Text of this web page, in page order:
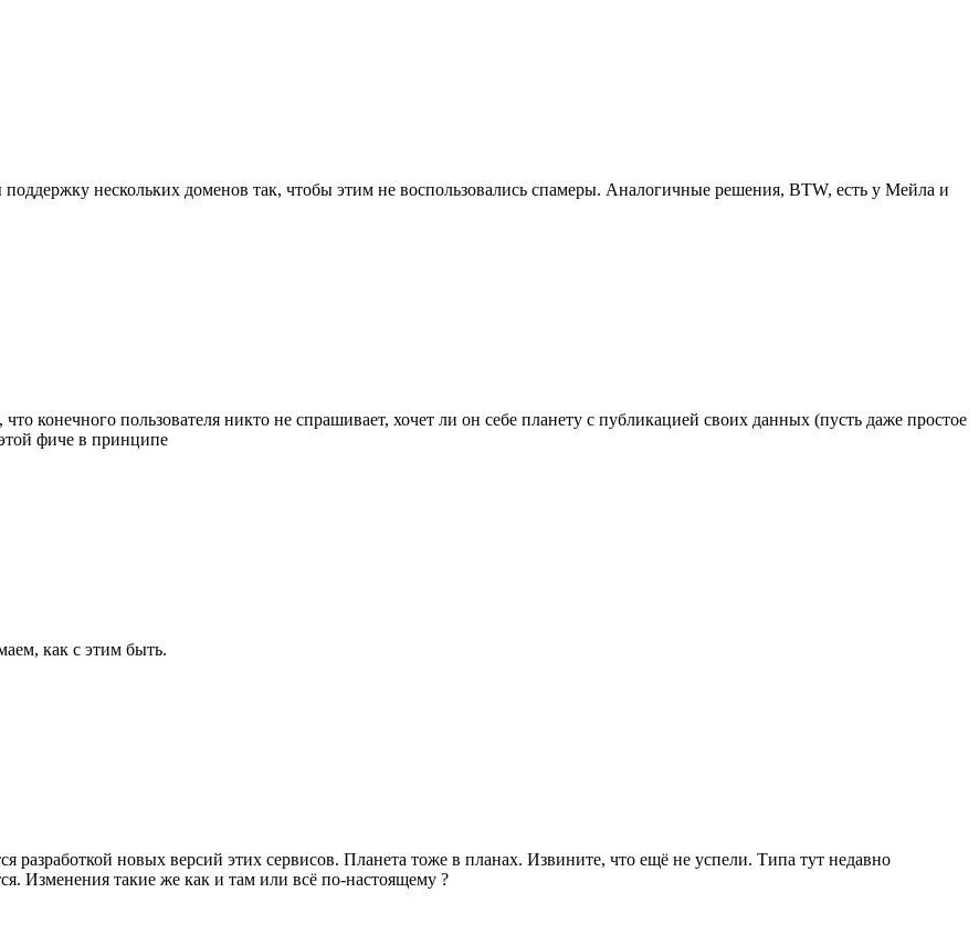
нескольких доменов так, чтобы этим не воспользовались спамеры. Аналогичные решения, BTW, есть у Мейла и
конечного пользователя никто не спрашивает, хочет ли он себе планету с публикацией своих данных (пусть даже простое
фиче в принципе
как с этим быть.
новых версий этих сервисов. Планета тоже в планах. Извините, что ещё не успели. Типа тут недавно
Изменения такие же как и там или всё по-настоящему ?